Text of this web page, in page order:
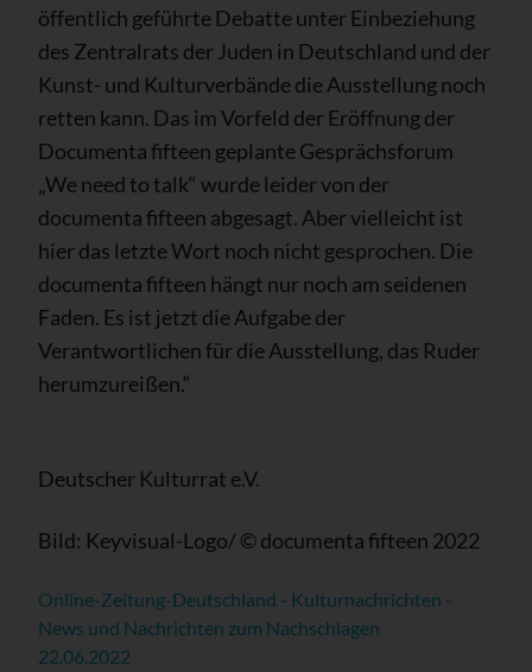
öffentlich geführte Debatte unter Einbeziehung
des Zentralrats der Juden in Deutschland und der
Kunst- und Kulturverbände die Ausstellung noch
retten kann. Das im Vorfeld der Eröffnung der
Documenta fifteen geplante Gesprächsforum
„We need to talk“ wurde leider von der
documenta fifteen abgesagt. Aber vielleicht ist
hier das letzte Wort noch nicht gesprochen. Die
documenta fifteen hängt nur noch am seidenen
Faden. Es ist jetzt die Aufgabe der
Verantwortlichen für die Ausstellung, das Ruder
herumzureißen.“
Deutscher Kulturrat e.V.
Bild: Keyvisual-Logo/ © documenta fifteen 2022
Online-Zeitung-Deutschland - Kulturnachrichten -
News und Nachrichten zum Nachschlagen
22.06.2022